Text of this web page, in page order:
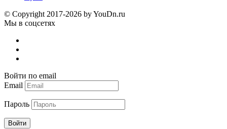
© Copyright 2017-2026 by YouDn.ru
Мы в соцсетях
Войти по email
Email
Пароль
Войти